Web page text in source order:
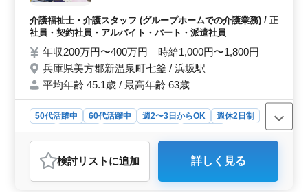
クリエーション など ▽備考 ・社会保険完備
・交通費支給 ・長期勤務可能 経験重視の採
合わせください！
介護福祉士・介護スタッフ (グループホームでの介護業務) / 正
社員・契約社員・アルバイト・パート・派遣社員
年収200万円〜400万円 時給1,000円〜1,800円
兵庫県美方郡新温泉町七釜 / 浜坂駅
平均年齢 45.1歳 / 最高年齢 63歳
50代活躍中 60代活躍中 週2〜3日からOK
週休2日制
介護福祉士・介護スタッフ
おすすめポイント
＜働きやすさ＞ 美方郡での介護士を募集してます。週
検討リスト に追加 詳しく見る